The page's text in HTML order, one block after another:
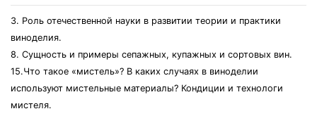
3. Роль отечественной науки в развитии теории и практики
виноделия.
8. Сущность и примеры сепажных, купажных и сортовых вин.
15.Что такое «мистель»? В каких случаях в виноделии
используют мистельные материалы? Кондиции и технологи
мистеля.